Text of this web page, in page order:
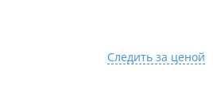
Следить за ценой